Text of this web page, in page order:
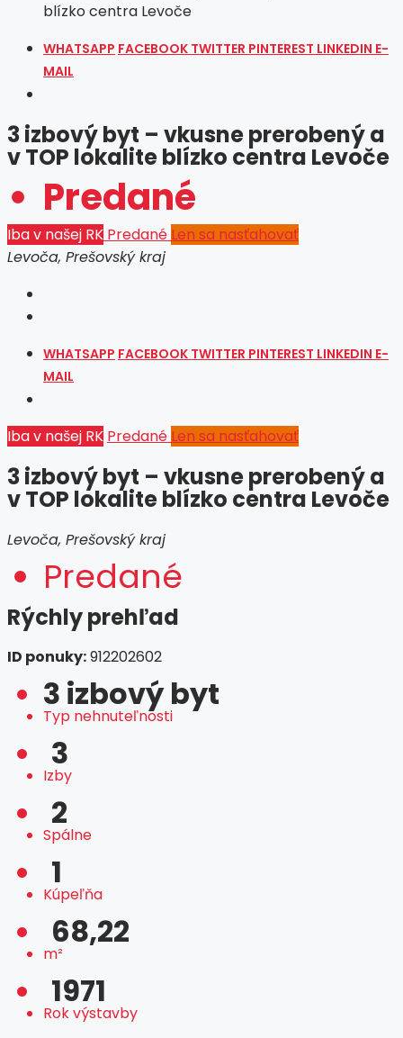
blízko centra Levoče
WHATSAPP FACEBOOK TWITTER PINTEREST LINKEDIN E-
MAIL
3 izbový byt – vkusne prerobený a
v TOP lokalite blízko centra Levoče
Predané
Iba v našej RK Predané Len sa nasťahovať
Levoča, Prešovský kraj
WHATSAPP FACEBOOK TWITTER PINTEREST LINKEDIN E-
MAIL
Iba v našej RK Predané Len sa nasťahovať
3 izbový byt – vkusne prerobený a
v TOP lokalite blízko centra Levoče
Levoča, Prešovský kraj
Predané
Rýchly prehľad
ID ponuky:912202602
3 izbový byt
Typ nehnuteľnosti
3
Izby
2
Spálne
1
Kúpeľňa
68,22
m²
1971
Rok výstavby